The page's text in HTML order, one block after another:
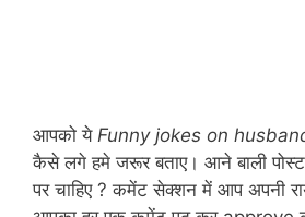
आपको ये Funny jokes on
कैसे लगे हमे जरूर बताए। आने बाली
पर चाहिए ? कमेंट सेक्शन में आप अपनी